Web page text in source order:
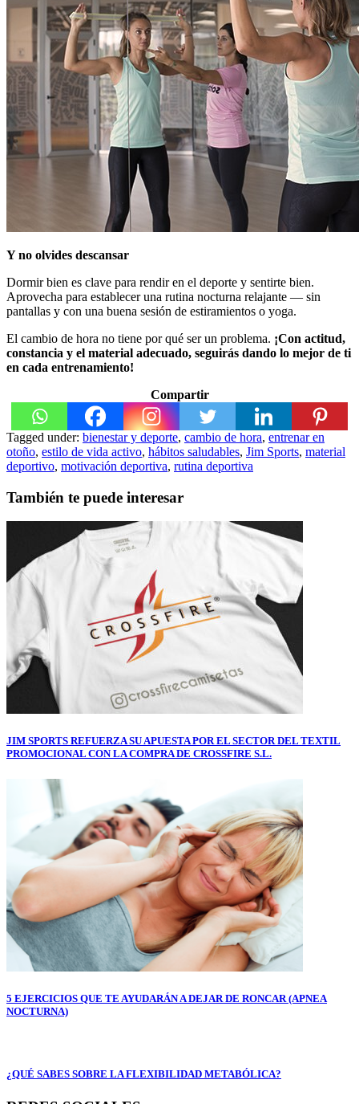
Y no olvides descansar
Dormir bien es clave para rendir en el deporte y sentirte bien.
Aprovecha para establecer una rutina nocturna relajante — sin
pantallas y con una buena sesión de estiramientos o yoga.
El cambio de hora no tiene por qué ser un problema. ¡Con actitud,
constancia y el material adecuado, seguirás dando lo mejor de ti
en cada entrenamiento!
Compartir
Tagged under: bienestar y deporte, cambio de hora, entrenar en
otoño, estilo de vida activo, hábitos saludables, Jim Sports, material
deportivo, motivación deportiva, rutina deportiva
También te puede interesar
JIM SPORTS REFUERZA SU APUESTA POR EL SECTOR DEL TEXTIL
PROMOCIONAL CON LA COMPRA DE CROSSFIRE S.L.
5 EJERCICIOS QUE TE AYUDARÁN A DEJAR DE RONCAR (APNEA
NOCTURNA)
¿QUÉ SABES SOBRE LA FLEXIBILIDAD METABÓLICA?